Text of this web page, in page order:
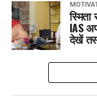
IAS
देखें